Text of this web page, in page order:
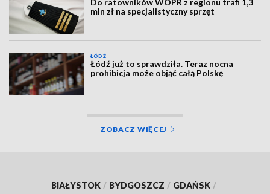
Do ratowników WOPR z regionu trafi 1,3
mln zł na specjalistyczny sprzęt
ŁÓDŹ
Łódź już to sprawdziła. Teraz nocna
prohibicja może objąć całą Polskę
ZOBACZ WIĘCEJ
BIAŁYSTOK / BYDGOSZCZ / GDAŃSK /